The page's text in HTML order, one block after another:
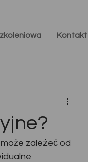
Kontakt
zależeć od